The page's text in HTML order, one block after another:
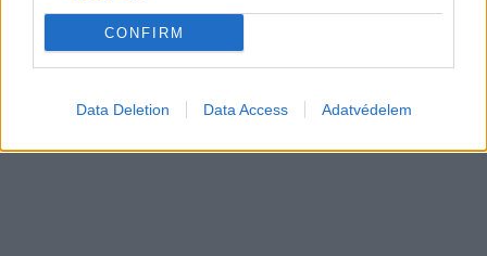
CONFIRM
Data Deletion Data Access Adatvédelem